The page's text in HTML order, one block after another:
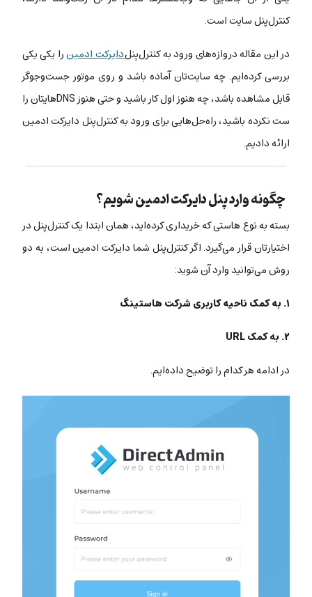
کنترل‌پنل سایت است.
در این مقاله دروازه‌های ورود به کنترل‌پنلدایرکت ادمینرا یکی یکی
بررسی کرده‌ایم. چه سایت‌تان آماده باشد و روی موتور جست‌وجوگر
قابل مشاهده باشد، چه هنوز اول کار باشید و حتی هنوز DNSهایتان را
ست نکرده‌ باشید، راه‌حل‌هایی برای ورود به کنترل‌پنل دایرکت ادمین
ارائه دادیم.
چگونه وارد پنل دایرکت ادمین شویم؟
بسته به نوع هاستی که خریداری کرده‌اید، همان ابتدا یک کنترل‌پنل در
اختیارتان قرار می‌گیرد. اگر کنترل‌پنل شما دایرکت ادمین است، به دو
روش می‌توانید وارد آن شوید:
۱. به کمک ناحیه کاربری شرکت هاستینگ
۲. به کمک URL
در ادامه هر کدام را توضیح داده‌ایم.